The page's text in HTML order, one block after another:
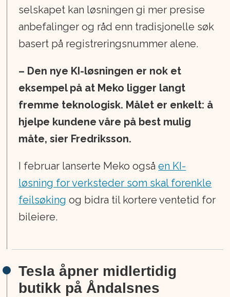
selskapet kan løsningen gi mer presise
anbefalinger og råd enn tradisjonelle søk
basert på registreringsnummer alene.
– Den nye KI-løsningen er nok et
eksempel på at Meko ligger langt
fremme teknologisk. Målet er enkelt: å
hjelpe kundene våre på best mulig
måte, sier Fredriksson.
I februar lanserte Meko ogsåen KI-
løsning for verksteder som skal forenkle
feilsøking og bidra til kortere ventetid for
bileiere.
Tesla åpner midlertidig
butikk på Åndalsnes